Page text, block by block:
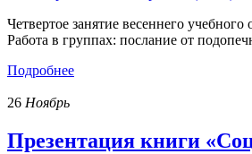
Четвертое занятие весеннего
Работа в группах: послание от
Подробнее
26 Ноябрь
Презентация книги